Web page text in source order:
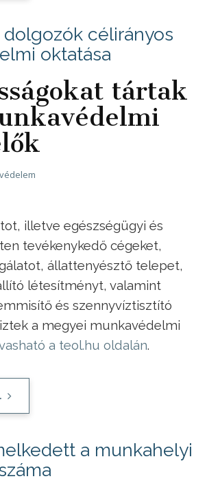
dolgozók célirányos
oktatása
tártak
illetve egészségügyi és
tevékenykedő cégeket,
állattenyésztő telepet,
létesítményt, valamint
és szennyvíztisztító
a megyei munkavédelmi
a teol.hu oldalán.
a munkahelyi